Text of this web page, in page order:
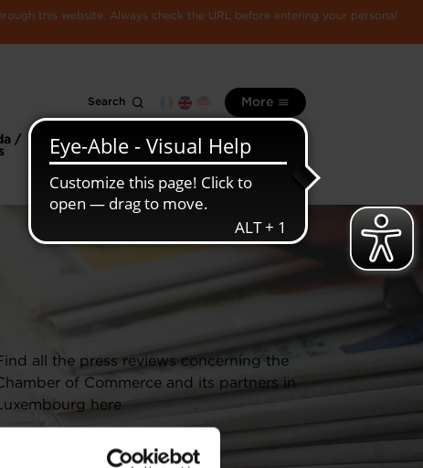
this website. Always check the URL before entering your personal
Search More
/
information
Luxembourg
economy
all the press reviews concerning the
of Commerce and its partners in
here